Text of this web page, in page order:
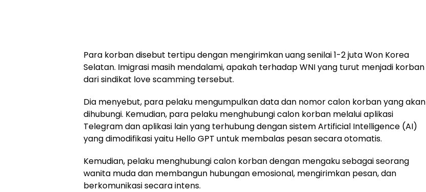
Para korban disebut tertipu dengan mengirimkan uang senilai 1-2 juta Won Korea
Selatan. Imigrasi masih mendalami, apakah terhadap WNI yang turut menjadi korban
dari sindikat love scamming tersebut.
Dia menyebut, para pelaku mengumpulkan data dan nomor calon korban yang akan
dihubungi. Kemudian, para pelaku menghubungi calon korban melalui aplikasi
Telegram dan aplikasi lain yang terhubung dengan sistem Artificial Intelligence (AI)
yang dimodifikasi yaitu Hello GPT untuk membalas pesan secara otomatis.
Kemudian, pelaku menghubungi calon korban dengan mengaku sebagai seorang
wanita muda dan membangun hubungan emosional, mengirimkan pesan, dan
berkomunikasi secara intens.